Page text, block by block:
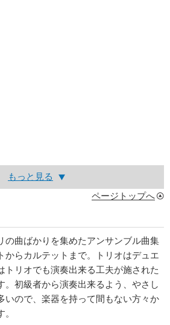
もっと見る
ページトップへ
の曲ばかりを集めたアンサンブル曲集
からカルテットまで。トリオはデュエ
トリオでも演奏出来る工夫が施された
。初級者から演奏出来るよう、やさし
いので、楽器を持って間もない方々か